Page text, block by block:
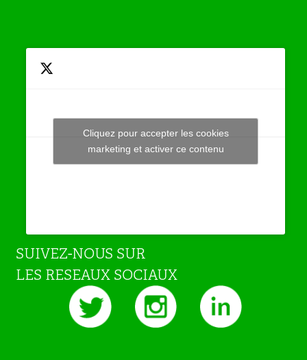
Tweets by JeuAchat
Cliquez pour accepter les cookies
marketing et activer ce contenu
SUIVEZ-NOUS SUR
LES RESEAUX SOCIAUX